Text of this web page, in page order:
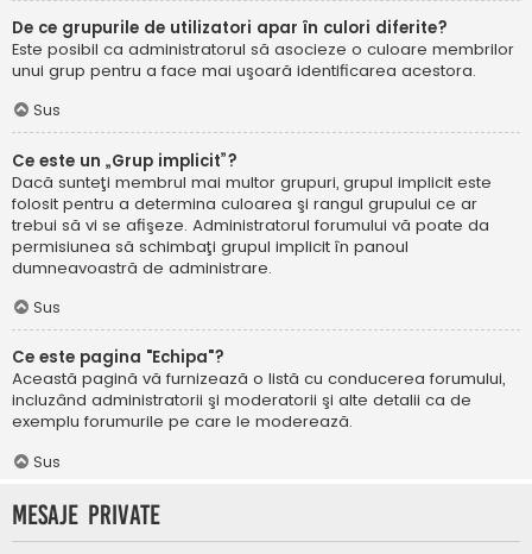
De ce grupurile de utilizatori apar în culori diferite?
Este posibil ca administratorul să asocieze o culoare membrilor
unui grup pentru a face mai uşoară identificarea acestora.
Sus
Ce este un „Grup implicit”?
Dacă sunteţi membrul mai multor grupuri, grupul implicit este
folosit pentru a determina culoarea şi rangul grupului ce ar
trebui să vi se afişeze. Administratorul forumului vă poate da
permisiunea să schimbaţi grupul implicit în panoul
dumneavoastră de administrare.
Sus
Ce este pagina "Echipa"?
Această pagină vă furnizează o listă cu conducerea forumului,
incluzând administratorii şi moderatorii şi alte detalii ca de
exemplu forumurile pe care le moderează.
Sus
Mesaje private